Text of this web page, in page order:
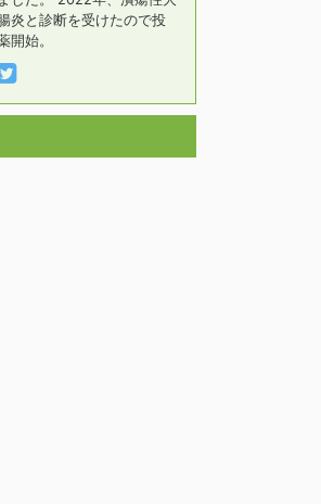
炎と診断を受けたので投
開始。